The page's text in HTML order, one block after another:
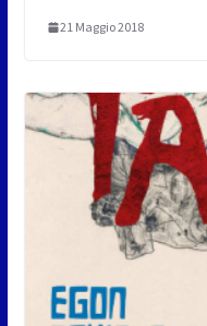
21 Maggio 2018